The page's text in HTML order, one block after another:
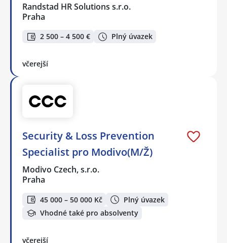
Randstad HR Solutions s.r.o.
Praha
2 500 – 4 500 € Plný úvazek
včerejší
Security & Loss Prevention
Specialist pro Modivo(M/Ž)
Modivo Czech, s.r.o.
Praha
45 000 – 50 000 Kč
Plný úvazek
Vhodné také pro absolventy
včerejší